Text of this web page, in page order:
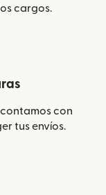
cargos.
con
tus envíos.